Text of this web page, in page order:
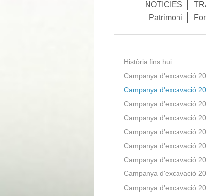
NOTICIES
Patrimoni
Història fins hui
Campanya d'excavació
Campanya d'excavació
Campanya d'excavació
Campanya d'excavació
Campanya d'excavació
Campanya d'excavació
Campanya d'excavació
Campanya d'excavació
Campanya d'excavació